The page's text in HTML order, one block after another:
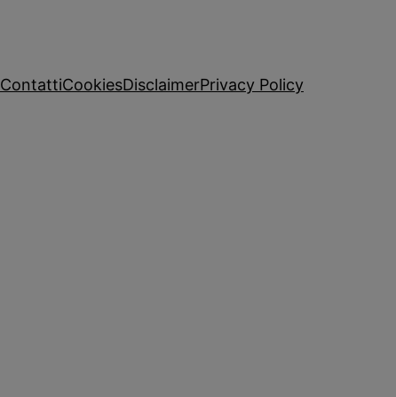
ContattiCookiesDisclaimerPrivacy Policy